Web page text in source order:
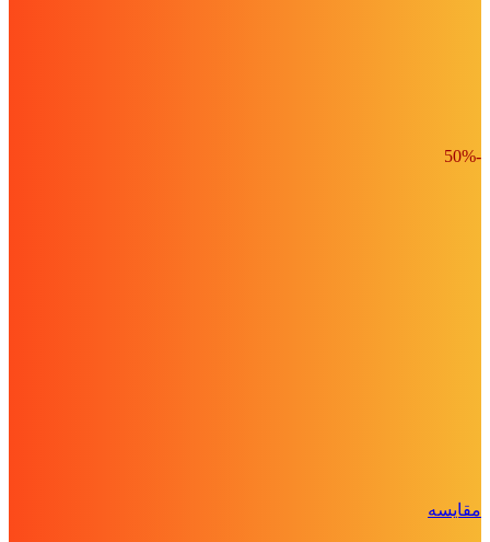
-50%
مقايسه